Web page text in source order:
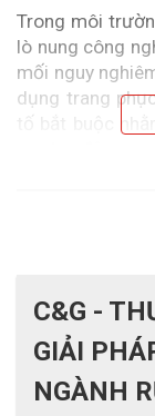
Trong môi
lò nung công
mối nguy
dụng trang
tố bắt buộc
C&G -
GIẢI
NGÀNH